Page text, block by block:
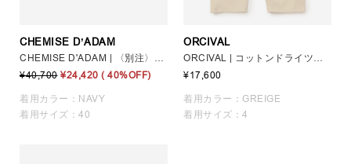
CHEMISE DʼADAM
¥40,700 ¥24,420 ( 40%OFF)
着用カラー：NAVY
着用サイズ：40
ORCIVAL
¥17,600
着用カラー：GREIGE
着用サイズ：4